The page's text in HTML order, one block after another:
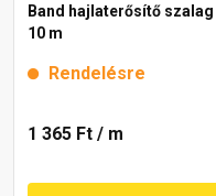
Band hajlaterősítő szalag
10 m
Rendelésre
1 365 Ft / m